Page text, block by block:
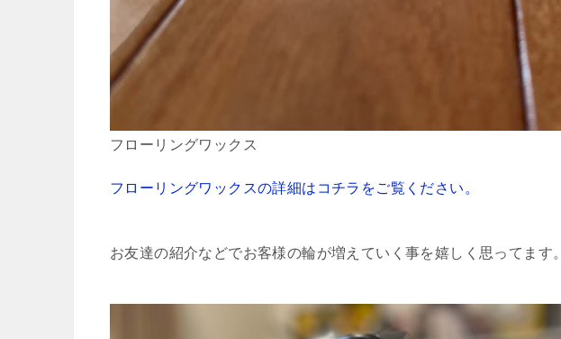
フローリングワックス
フローリングワックスの詳細はコチラをご覧ください。
お友達の紹介などでお客様の輪が増えていく事を嬉しく思ってます。